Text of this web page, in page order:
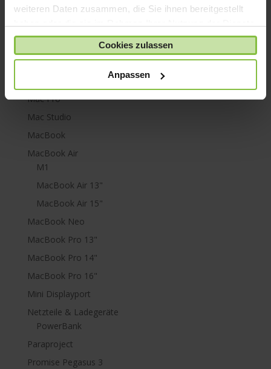
weiteren Daten zusammen, die Sie ihnen bereitgestellt
gesammelt haben.
Cookies zulassen
Anpassen
Kabel & Adapter
Kopfhörer
Lightning
Mac Pro
Mac Studio
MacBook
MacBook Air
M1
MacBook Air 13"
MacBook Air 15"
MacBook Neo
MacBook Pro 13"
MacBook Pro 14"
MacBook Pro 16"
Mini Displayport
Netzteile & Ladegeräte
PowerBank
Paraproject
Promise Pegasus 3